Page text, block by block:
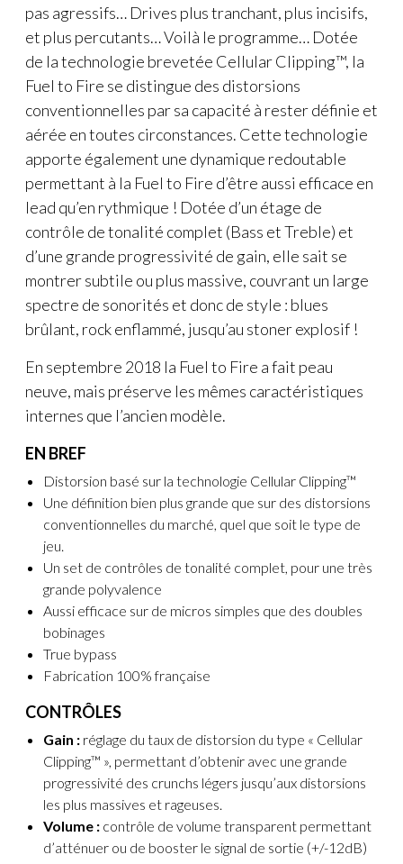
pas agressifs… Drives plus tranchant, plus incisifs,
et plus percutants… Voilà le programme… Dotée
de la technologie brevetée Cellular Clipping™, la
Fuel to Fire se distingue des distorsions
conventionnelles par sa capacité à rester définie et
aérée en toutes circonstances. Cette technologie
apporte également une dynamique redoutable
permettant à la Fuel to Fire d’être aussi efficace en
lead qu’en rythmique ! Dotée d’un étage de
contrôle de tonalité complet (Bass et Treble) et
d’une grande progressivité de gain, elle sait se
montrer subtile ou plus massive, couvrant un large
spectre de sonorités et donc de style : blues
brûlant, rock enflammé, jusqu’au stoner explosif !
En septembre 2018 la Fuel to Fire a fait peau
neuve, mais préserve les mêmes caractéristiques
internes que l’ancien modèle.
EN BREF
Distorsion basé sur la technologie Cellular Clipping™
Une définition bien plus grande que sur des distorsions
conventionnelles du marché, quel que soit le type de
jeu.
Un set de contrôles de tonalité complet, pour une très
grande polyvalence
Aussi efficace sur de micros simples que des doubles
bobinages
True bypass
Fabrication 100% française
CONTRÔLES
Gain : réglage du taux de distorsion du type « Cellular
Clipping™ », permettant d’obtenir avec une grande
progressivité des crunchs légers jusqu’aux distorsions
les plus massives et rageuses.
Volume : contrôle de volume transparent permettant
d’atténuer ou de booster le signal de sortie (+/-12dB)